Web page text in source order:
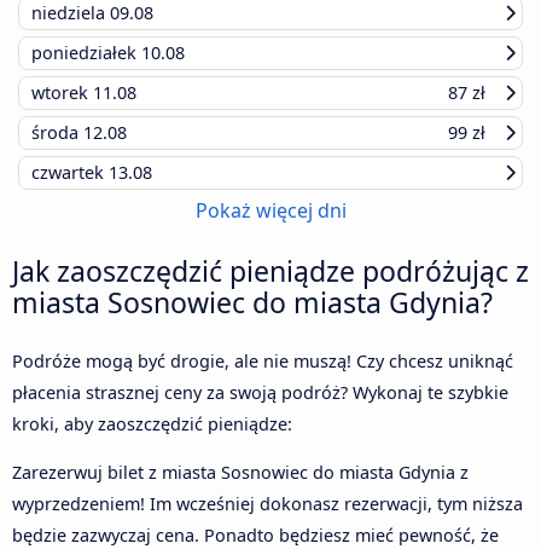
niedziela 09.08
poniedziałek 10.08
wtorek 11.08
87 zł
środa 12.08
99 zł
czwartek 13.08
Pokaż więcej dni
Jak zaoszczędzić pieniądze podróżując z
miasta Sosnowiec do miasta Gdynia?
Podróże mogą być drogie, ale nie muszą! Czy chcesz uniknąć
płacenia strasznej ceny za swoją podróż? Wykonaj te szybkie
kroki, aby zaoszczędzić pieniądze:
Zarezerwuj bilet z miasta Sosnowiec do miasta Gdynia z
wyprzedzeniem! Im wcześniej dokonasz rezerwacji, tym niższa
będzie zazwyczaj cena. Ponadto będziesz mieć pewność, że